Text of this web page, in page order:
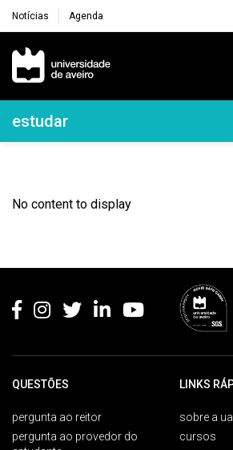
Notícias Agenda
Navegação Principal
Navegação Lateral
estudar
No content to display
QUESTÕES
pergunta ao reitor
pergunta ao provedor do
LINKS
sobre a ua
cursos